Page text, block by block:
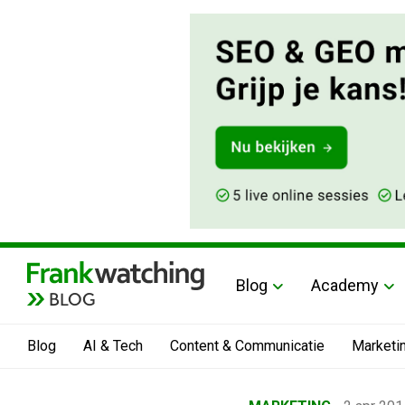
BLOG
Blog Academy
Blog AI & Tech Content & Communicatie